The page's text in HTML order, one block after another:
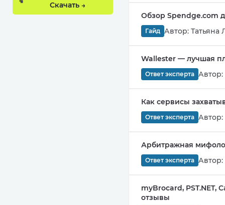
Скачать →
Обзор Spendge.com
Гайд Автор: Татьяна
Wallester — лучшая
Ответ эксперта Автор:
Как сервисы
Ответ эксперта Автор:
Арбитражная
Ответ эксперта Автор:
myBrocard,
отзывы